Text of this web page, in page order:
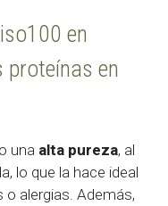
en
en
una alta pureza, al
lo que la hace ideal
alergias. Además,